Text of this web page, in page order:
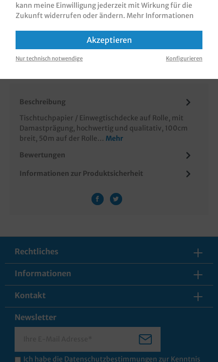
Zum Merkzettel hinzufügen
Beschreibung
Tischtuchpapier / Einwegtischdecke auf Rolle, mit
Damastprägung, hochwertig und qualitativ, 100cm
breit, 50m auf der Rolle… Mehr
Bewertungen
Informationen zur Produktsicherheit
Rechtliches
Informationen
Kontakt
Newsletter
Ich habe die Datenschutzbestimmungen zur Kenntnis
kann meine Einwilligung jederzeit mit Wirkung für die
Zukunft widerrufen oder ändern. Mehr Informationen
Akzeptieren
Nur technisch notwendige Konfigurieren